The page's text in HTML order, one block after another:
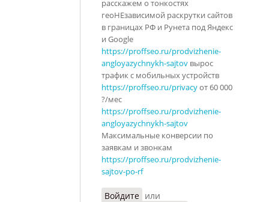
расскажем о тонкостях
геоНЕзависимой раскрутки сайтов
в границах РФ и Рунета под Яндекс
и Google
https://proffseo.ru/prodvizhenie-
angloyazychnykh-sajtov вырос
трафик с мобильных устройств
https://proffseo.ru/privacyот 60 000
?/мес
https://proffseo.ru/prodvizhenie-
angloyazychnykh-sajtov
Максимальные конверсии по
заявкам и звонкам
https://proffseo.ru/prodvizhenie-
sajtov-po-rf
Войдите или